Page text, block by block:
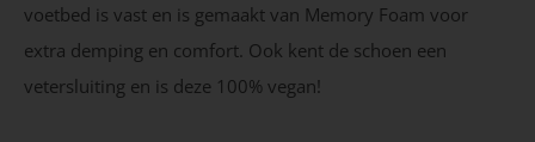
voetbed is vast en is gemaakt van Memory Foam voor
extra demping en comfort. Ook kent de schoen een
vetersluiting en is deze 100% vegan!